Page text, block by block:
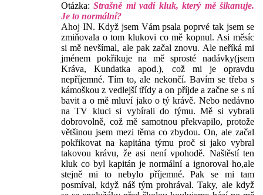
Otázka:Strašně mi vadí kluk, který mě šikanuje.
Je to normální?
Ahoj IN. Když jsem Vám psala poprvé tak jsem se
zmiňovala o tom klukovi co mě kopnul. Asi měsíc
si mě nevšímal, ale pak začal znovu. Ale neříká mi
jménem pokřikuje na mě sprosté nadávky(jsem
Kráva, Kundatka apod.), což mi je opravdu
nepříjemné. Tím to, ale nekončí. Bavím se třeba s
kámoškou z vedlejší třídy a on příjde a začne se s ní
bavit a o mě mluví jako o tý krávě. Nebo nedávno
na TV kluci si vybírali do týmu. Mě si vybrali
dobrovolně, což mě samotnou překvapilo, protože
většinou jsem mezi těma co zbydou. On, ale začal
pokřikovat na kapitána týmu proč si jako vybral
takovou krávu, že asi není vpohodě. Naštěstí ten
kluk co byl kapitán je normální a ignoroval ho,ale
stejně mi to nebylo příjemné. Pak se mi tam
posmíval, když náš tým prohrával. Taky, ale když